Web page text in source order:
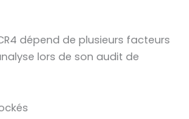
dépend de plusieurs facteurs
lors de son audit de